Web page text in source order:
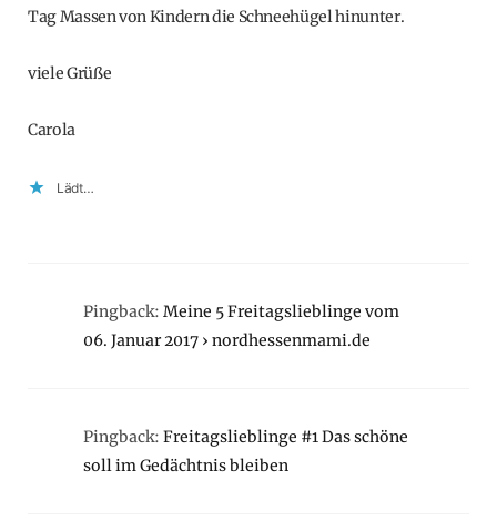
Tag Massen von Kindern die Schneehügel hinunter.
viele Grüße
Carola
Lädt…
Pingback: Meine 5 Freitagslieblinge vom
06. Januar 2017 › nordhessenmami.de
Pingback: Freitagslieblinge #1 Das schöne
soll im Gedächtnis bleiben